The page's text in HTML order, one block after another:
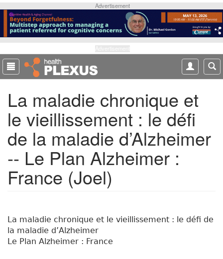
p
o
m
a
Advertisement
La maladie chronique et
le vieillissement : le défi
de la maladie d’Alzheimer
-- Le Plan Alzheimer :
France (Joel)
La maladie chronique et le vieillissement : le défi de
la maladie d’Alzheimer
Le Plan Alzheimer : France